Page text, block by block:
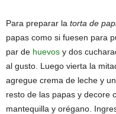
Para preparar la torta de
papas como si fuesen para
par de huevos y dos
al gusto. Luego vierta la
agregue crema de leche y
resto de las papas y decore
mantequilla y orégano.